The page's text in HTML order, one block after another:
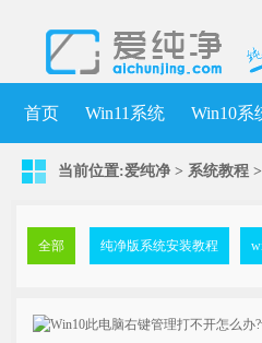
首页 Win11系统 Win10系
当前位置:爱纯净 > 系统教程
全部 纯净版系统安装教程